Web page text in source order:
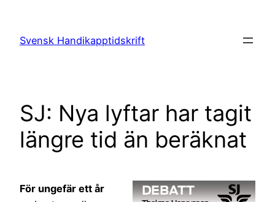
innehåll
Svensk Handikapptidskrift
SJ: Nya lyftar har tagit
längre tid än beräknat
För ungefär ett år